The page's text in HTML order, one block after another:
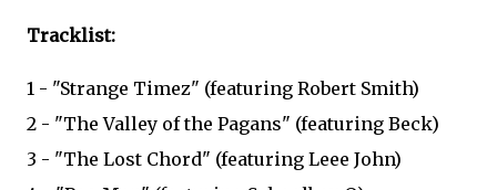
Tracklist:
1 - "Strange Timez" (featuring Robert Smith)
2 - "The Valley of the Pagans" (featuring Beck)
3 - "The Lost Chord" (featuring Leee John)